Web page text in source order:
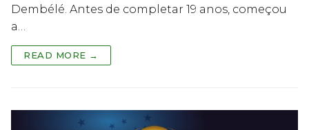
Dembélé. Antes de completar 19 anos, começou
a…
READ MORE →